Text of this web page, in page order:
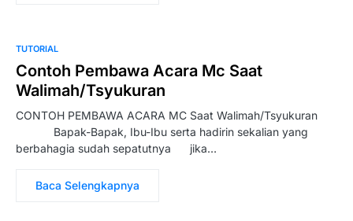
TUTORIAL
Contoh Pembawa Acara Mc Saat
Walimah/Tsyukuran
CONTOH PEMBAWA ACARA MC Saat Walimah/Tsyukuran
Bapak-Bapak, Ibu-Ibu serta hadirin sekalian yang
berbahagia sudah sepatutnya jika…
Baca Selengkapnya